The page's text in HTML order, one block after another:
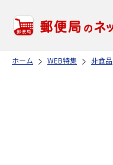
ホーム WEB特集 非食品